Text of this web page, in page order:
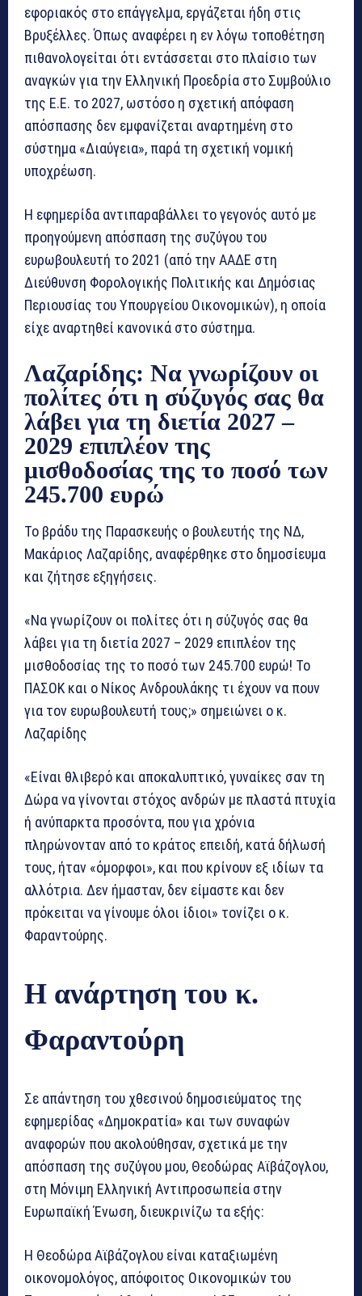
εφοριακός στο επάγγελμα, εργάζεται ήδη στις
Βρυξέλλες. Όπως αναφέρει η εν λόγω τοποθέτηση
πιθανολογείται ότι εντάσσεται στο πλαίσιο των
αναγκών για την Ελληνική Προεδρία στο Συμβούλιο
της Ε.Ε. το 2027, ωστόσο η σχετική απόφαση
απόσπασης δεν εμφανίζεται αναρτημένη στο
σύστημα «Διαύγεια», παρά τη σχετική νομική
υποχρέωση.
Η εφημερίδα αντιπαραβάλλει το γεγονός αυτό με
προηγούμενη απόσπαση της συζύγου του
ευρωβουλευτή το 2021 (από την ΑΑΔΕ στη
Διεύθυνση Φορολογικής Πολιτικής και Δημόσιας
Περιουσίας του Υπουργείου Οικονομικών), η οποία
είχε αναρτηθεί κανονικά στο σύστημα.
Λαζαρίδης: Να γνωρίζουν οι
πολίτες ότι η σύζυγός σας θα
λάβει για τη διετία 2027 –
2029 επιπλέον της
μισθοδοσίας της το ποσό των
245.700 ευρώ
Το βράδυ της Παρασκευής ο βουλευτής της ΝΔ,
Μακάριος Λαζαρίδης, αναφέρθηκε στο δημοσίευμα
και ζήτησε εξηγήσεις.
«Να γνωρίζουν οι πολίτες ότι η σύζυγός σας θα
λάβει για τη διετία 2027 – 2029 επιπλέον της
μισθοδοσίας της το ποσό των 245.700 ευρώ! Το
ΠΑΣΟΚ και ο Νίκος Ανδρουλάκης τι έχουν να πουν
για τον ευρωβουλευτή τους;» σημειώνει ο κ.
Λαζαρίδης
«Είναι θλιβερό και αποκαλυπτικό, γυναίκες σαν τη
Δώρα να γίνονται στόχος ανδρών με πλαστά πτυχία
ή ανύπαρκτα προσόντα, που για χρόνια
πληρώνονταν από το κράτος επειδή, κατά δήλωσή
τους, ήταν «όμορφοι», και που κρίνουν εξ ιδίων τα
αλλότρια. Δεν ήμασταν, δεν είμαστε και δεν
πρόκειται να γίνουμε όλοι ίδιοι» τονίζει ο κ.
Φαραντούρης.
Η ανάρτηση του κ.
Φαραντούρη
Σε απάντηση του χθεσινού δημοσιεύματος της
εφημερίδας «Δημοκρατία» και των συναφών
αναφορών που ακολούθησαν, σχετικά με την
απόσπαση της συζύγου μου, Θεοδώρας Αϊβάζογλου,
στη Μόνιμη Ελληνική Αντιπροσωπεία στην
Ευρωπαϊκή Ένωση, διευκρινίζω τα εξής:
Η Θεοδώρα Αϊβάζογλου είναι καταξιωμένη
οικονομολόγος, απόφοιτος Οικονομικών του